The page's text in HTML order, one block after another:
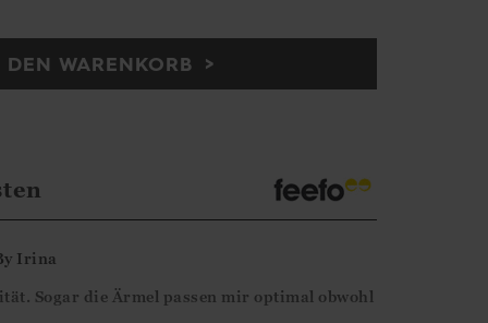
DEN WARENKORB
Irina
Sogar die Ärmel passen mir optimal obwohl